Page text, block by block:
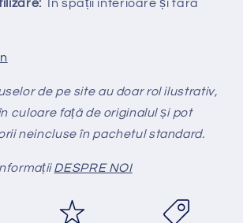
În spații interioare și fară
de pe site au doar rol ilustrativ,
culoare față de originalul și pot
neincluse în pachetul standard.
DESPRE NOI